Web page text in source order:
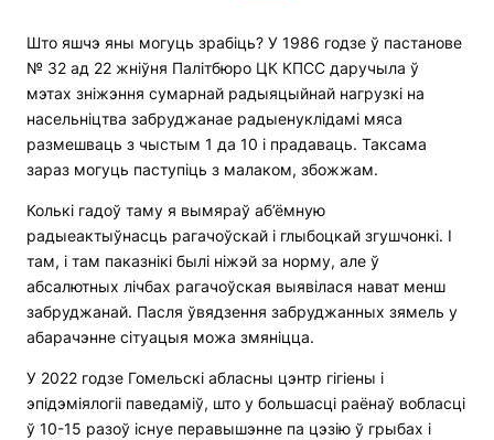
Што яшчэ яны могуць зрабіць? У 1986 годзе ў пастанове
№ 32 ад 22 жніўня Палітбюро ЦК КПСС даручыла ў
мэтах зніжэння сумарнай радыяцыйнай нагрузкі на
насельніцтва забруджанае радыенуклідамі мяса
размешваць з чыстым 1 да 10 і прадаваць. Таксама
зараз могуць паступіць з малаком, збожжам.
Колькі гадоў таму я вымяраў аб’ёмную
радыеактыўнасць рагачоўскай і глыбоцкай згушчонкі. І
там, і там паказнікі былі ніжэй за норму, але ў
абсалютных лічбах рагачоўская выявілася нават менш
забруджанай. Пасля ўвядзення забруджанных зямель у
абарачэнне сітуацыя можа змяніцца.
У 2022 годзе Гомельскі абласны цэнтр гігіены і
эпідэміялогіі паведаміў, што у большасці раёнаў вобласці
ў 10-15 разоў існуе перавышэнне па цэзію ў грыбах і